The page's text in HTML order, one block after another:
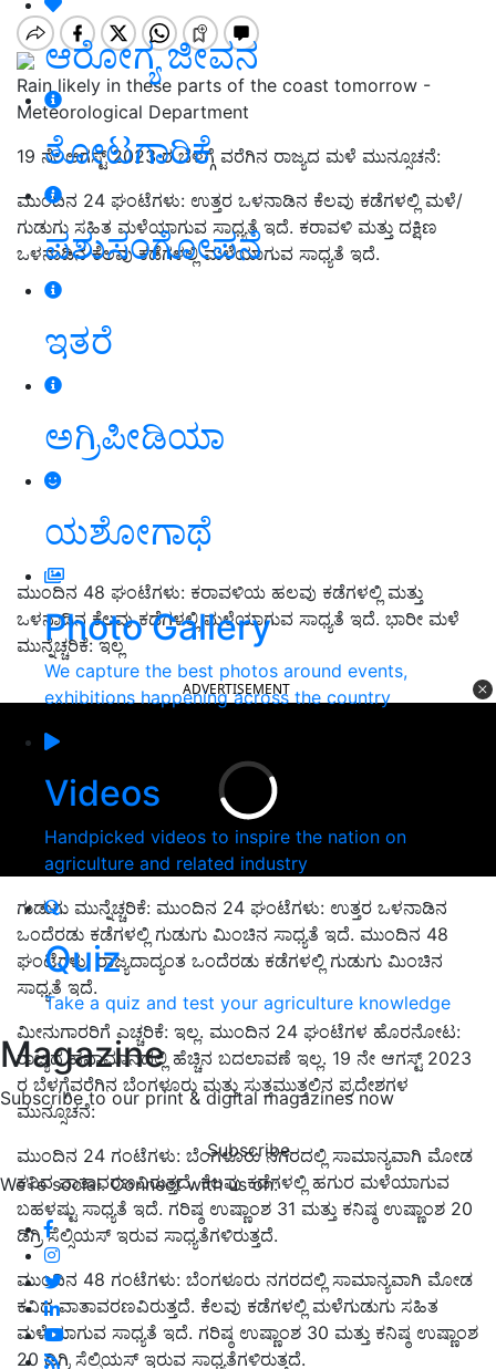
ಆರೋಗ್ಯ ಜೀವನ
ತೋಟಗಾರಿಕೆ
ಪಶುಸಂಗೋಪನೆ
ಇತರೆ
ಅಗ್ರಿಪೀಡಿಯಾ
ಯಶೋಗಾಥೆ
Photo Gallery
We capture the best photos around events,
exhibitions happening across the country
Videos
Handpicked videos to inspire the nation on
agriculture and related industry
Quiz
Take a quiz and test your agriculture knowledge
Magazine
Subscribe to our print & digital magazines now
Subscribe
We're social. Connect with us on:
Rain likely in these parts of the coast tomorrow -
Meteorological Department
19 ನೇ ಆಗಸ್ಟ್ 2023 ರ ಬೆಳಗ್ಗೆ ವರೆಗಿನ ರಾಜ್ಯದ ಮಳೆ ಮುನ್ಸೂಚನೆ:
ಮುಂದಿನ 24 ಘಂಟೆಗಳು: ಉತ್ತರ ಒಳನಾಡಿನ ಕೆಲವು ಕಡೆಗಳಲ್ಲಿ ಮಳೆ/
ಗುಡುಗು ಸಹಿತ ಮಳೆಯಾಗುವ ಸಾಧ್ಯತೆ ಇದೆ. ಕರಾವಳಿ ಮತ್ತು ದಕ್ಷಿಣ
ಒಳನಾಡಿನ ಕೆಲವು ಕಡೆಗಳಲ್ಲಿ ಮಳೆಯಾಗುವ ಸಾಧ್ಯತೆ ಇದೆ.
ಮುಂದಿನ 48 ಘಂಟೆಗಳು: ಕರಾವಳಿಯ ಹಲವು ಕಡೆಗಳಲ್ಲಿ ಮತ್ತು
ಒಳನಾಡಿನ ಕೆಲವು ಕಡೆಗಳಲ್ಲಿ ಮಳೆಯಾಗುವ ಸಾಧ್ಯತೆ ಇದೆ. ಭಾರೀ ಮಳೆ
ಮುನ್ನೆಚ್ಚರಿಕೆ: ಇಲ್ಲ
ADVERTISEMENT
ಗುಡುಗು ಮುನ್ನೆಚ್ಚರಿಕೆ: ಮುಂದಿನ 24 ಘಂಟೆಗಳು: ಉತ್ತರ ಒಳನಾಡಿನ
ಒಂದೆರಡು ಕಡೆಗಳಲ್ಲಿ ಗುಡುಗು ಮಿಂಚಿನ ಸಾಧ್ಯತೆ ಇದೆ. ಮುಂದಿನ 48
ಘಂಟೆಗಳು: ರಾಜ್ಯದಾದ್ಯಂತ ಒಂದೆರಡು ಕಡೆಗಳಲ್ಲಿ ಗುಡುಗು ಮಿಂಚಿನ
ಸಾಧ್ಯತೆ ಇದೆ.
ಮೀನುಗಾರರಿಗೆ ಎಚ್ಚರಿಕೆ: ಇಲ್ಲ. ಮುಂದಿನ 24 ಘಂಟೆಗಳ ಹೊರನೋಟ:
ರಾಜ್ಯದ ಹವಾಮಾನದಲ್ಲಿ ಹೆಚ್ಚಿನ ಬದಲಾವಣೆ ಇಲ್ಲ. 19 ನೇ ಆಗಸ್ಟ್ 2023
ರ ಬೆಳಗ್ಗೆವರೆಗಿನ ಬೆಂಗಳೂರು ಮತ್ತು ಸುತ್ತಮುತ್ತಲಿನ ಪ್ರದೇಶಗಳ
ಮುನ್ಸೂಚನೆ:
ಮುಂದಿನ 24 ಗಂಟೆಗಳು: ಬೆಂಗಳೂರು ನಗರದಲ್ಲಿ ಸಾಮಾನ್ಯವಾಗಿ ಮೋಡ
ಕವಿದ ವಾತಾವರಣವಿರುತ್ತದೆ. ಕೆಲವು ಕಡೆಗಳಲ್ಲಿ ಹಗುರ ಮಳೆಯಾಗುವ
ಬಹಳಷ್ಟು ಸಾಧ್ಯತೆ ಇದೆ. ಗರಿಷ್ಠ ಉಷ್ಣಾಂಶ 31 ಮತ್ತು ಕನಿಷ್ಠ ಉಷ್ಣಾಂಶ 20
ಡಿಗ್ರಿ ಸೆಲ್ಸಿಯಸ್ ಇರುವ ಸಾಧ್ಯತೆಗಳಿರುತ್ತದೆ.
ಮುಂದಿನ 48 ಗಂಟೆಗಳು: ಬೆಂಗಳೂರು ನಗರದಲ್ಲಿ ಸಾಮಾನ್ಯವಾಗಿ ಮೋಡ
ಕವಿದ ವಾತಾವರಣವಿರುತ್ತದೆ. ಕೆಲವು ಕಡೆಗಳಲ್ಲಿ ಮಳೆಗುಡುಗು ಸಹಿತ
ಮಳೆಯಾಗುವ ಸಾಧ್ಯತೆ ಇದೆ. ಗರಿಷ್ಠ ಉಷ್ಣಾಂಶ 30 ಮತ್ತು ಕನಿಷ್ಠ ಉಷ್ಣಾಂಶ
20 ಡಿಗ್ರಿ ಸೆಲ್ಸಿಯಸ್ ಇರುವ ಸಾಧ್ಯತೆಗಳಿರುತ್ತದೆ.